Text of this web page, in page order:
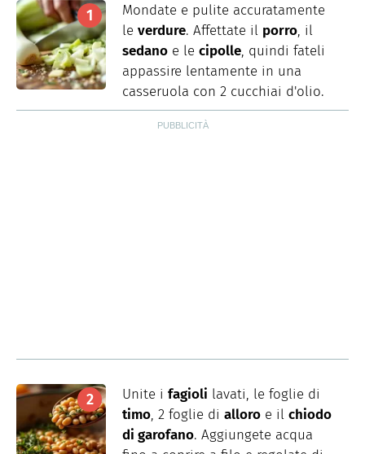
Mondate e pulite accuratamente
le verdure. Affettate il porro, il
sedano e le cipolle, quindi fateli
appassire lentamente in una
casseruola con 2 cucchiai d'olio.
Unite i fagioli lavati, le foglie di
timo, 2 foglie di alloro e il chiodo
di garofano. Aggiungete acqua